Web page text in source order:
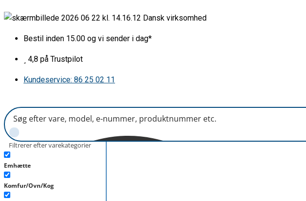
til
Dansk virksomhed
Bestil inden 15.00 og vi sender i dag*
4,8 på Trustpilot
Kundeservice: 86 25 02 11
Filtrerer efter varekategorier
Emhætte
Komfur/Ovn/Kog
for
afrundede
m.fl.
antal